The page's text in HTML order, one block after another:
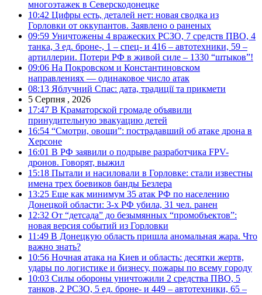
многоэтажек в Северскодонецке
10:42 Цифры есть, деталей нет: новая сводка из
Горловки от оккупантов. Заявлено о раненых
09:59 Уничтожены 4 вражеских РСЗО, 7 средств ПВО, 4
танка, 3 ед. броне-, 1 – спец- и 416 – автотехники, 59 –
артиллерии. Потери РФ в живой силе – 1330 “штыков”!
09:06 На Покровском и Константиновском
направлениях — одинаковое число атак
08:13 Яблучний Спас: дата, традиції та прикмети
5 Серпня , 2026
17:47 В Краматорской громаде объявили
принудительную эвакуацию детей
16:54 “Смотри, овощи”: пострадавший об атаке дрона в
Херсоне
16:01 В РФ заявили о подрыве разработчика FPV-
дронов. Говорят, выжил
15:18 Пытали и насиловали в Горловке: стали известны
имена трех боевиков банды Безлера
13:25 Еще как минимум 35 атак РФ по населению
Донецкой области: 3-х РФ убила, 31 чел. ранен
12:32 От “детсада” до безымянных “промобъектов”:
новая версия событий из Горловки
11:49 В Донецкую область пришла аномальная жара. Что
важно знать?
10:56 Ночная атака на Киев и область: десятки жертв,
удары по логистике и бизнесу, пожары по всему городу
10:03 Силы обороны уничтожили 2 средства ПВО, 5
танков, 2 РСЗО, 5 ед. броне- и 449 – автотехники, 65 –